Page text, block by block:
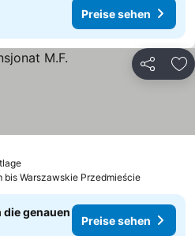
Preise sehen
Teilen
bis Warszawskie Przedmieście
die genauen
Preise sehen